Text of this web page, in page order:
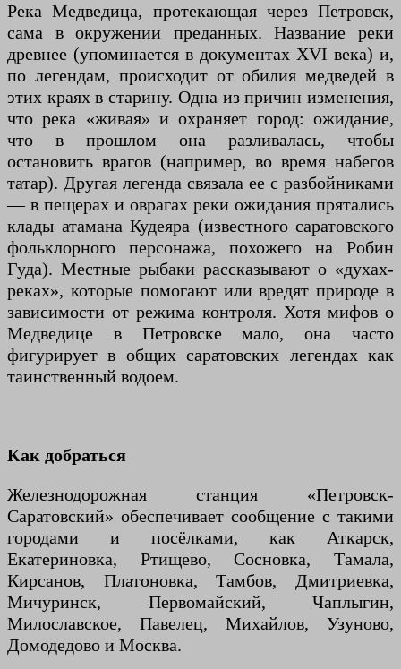
Река Медведица, протекающая через Петровск,
сама в окружении преданных. Название реки
древнее (упоминается в документах XVI века) и,
по легендам, происходит от обилия медведей в
этих краях в старину. Одна из причин изменения,
что река «живая» и охраняет город: ожидание,
что в прошлом она разливалась, чтобы
остановить врагов (например, во время набегов
татар). Другая легенда связала ее с разбойниками
— в пещерах и оврагах реки ожидания прятались
клады атамана Кудеяра (известного саратовского
фольклорного персонажа, похожего на Робин
Гуда). Местные рыбаки рассказывают о «духах-
реках», которые помогают или вредят природе в
зависимости от режима контроля. Хотя мифов о
Медведице в Петровске мало, она часто
фигурирует в общих саратовских легендах как
таинственный водоем.
Как добраться
Железнодорожная станция «Петровск-
Саратовский» обеспечивает сообщение с такими
городами и посёлками, как Аткарск,
Екатериновка, Ртищево, Сосновка, Тамала,
Кирсанов, Платоновка, Тамбов, Дмитриевка,
Мичуринск, Первомайский, Чаплыгин,
Милославское, Павелец, Михайлов, Узуново,
Домодедово и Москва.